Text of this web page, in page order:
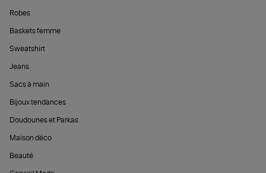
Robes
Baskets femme
Sweatshirt
Jeans
Sacs à main
Bijoux tendances
Doudounes et Parkas
Maison déco
Beauté